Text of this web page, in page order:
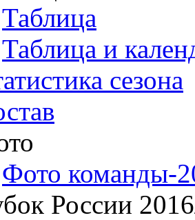
Таблица
Таблица и
сезона
Фото команды-
России